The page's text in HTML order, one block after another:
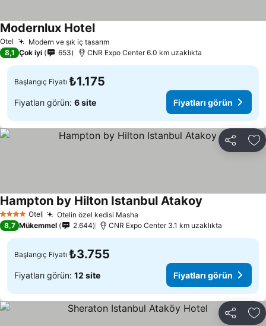
Otel Modern ve şık iç tasarım
Modernlux Hotel
8,1 Çok iyi 653 CNR Expo Center 6.0 km uzaklıkta
Başlangıç Fiyatı ₺1.175
Fiyatları görün: 6 site Fiyatları görün
Paylaş
4 Yıldız Otel Otelin özel kedisi Masha
Hampton by Hilton Istanbul Atakoy
8,7 Mükemmel 2.644 CNR Expo Center 3.1 km uzaklıkta
Başlangıç Fiyatı ₺3.755
Fiyatları görün: 12 site Fiyatları görün
Paylaş